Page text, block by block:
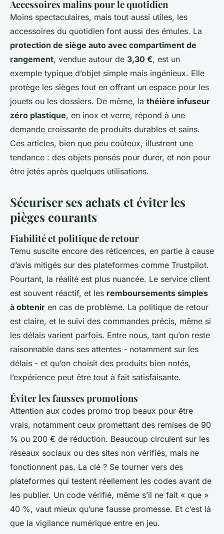
Accessoires malins pour le quotidien
Moins spectaculaires, mais tout aussi utiles, les
accessoires du quotidien font aussi des émules. La
protection de siège auto avec compartiment de
rangement, vendue autour de 3,30 €, est un
exemple typique d’objet simple mais ingénieux. Elle
protège les sièges tout en offrant un espace pour les
jouets ou les dossiers. De même, la théière infuseur
zéro plastique, en inox et verre, répond à une
demande croissante de produits durables et sains.
Ces articles, bien que peu coûteux, illustrent une
tendance : des objets pensés pour durer, et non pour
être jetés après quelques utilisations.
Sécuriser ses achats et éviter les
pièges courants
Fiabilité et politique de retour
Temu suscite encore des réticences, en partie à cause
d’avis mitigés sur des plateformes comme Trustpilot.
Pourtant, la réalité est plus nuancée. Le service client
est souvent réactif, et les remboursements simples
à obtenir en cas de problème. La politique de retour
est claire, et le suivi des commandes précis, même si
les délais varient parfois. Entre nous, tant qu’on reste
raisonnable dans ses attentes - notamment sur les
délais - et qu’on choisit des produits bien notés,
l’expérience peut être tout à fait satisfaisante.
Éviter les fausses promotions
Attention aux codes promo trop beaux pour être
vrais, notamment ceux promettant des remises de 90
% ou 200 € de réduction. Beaucoup circulent sur les
réseaux sociaux ou des sites non vérifiés, mais ne
fonctionnent pas. La clé ? Se tourner vers des
plateformes qui testent réellement les codes avant de
les publier. Un code vérifié, même s’il ne fait « que »
40 %, vaut mieux qu’une fausse promesse. Et c’est là
que la vigilance numérique entre en jeu.